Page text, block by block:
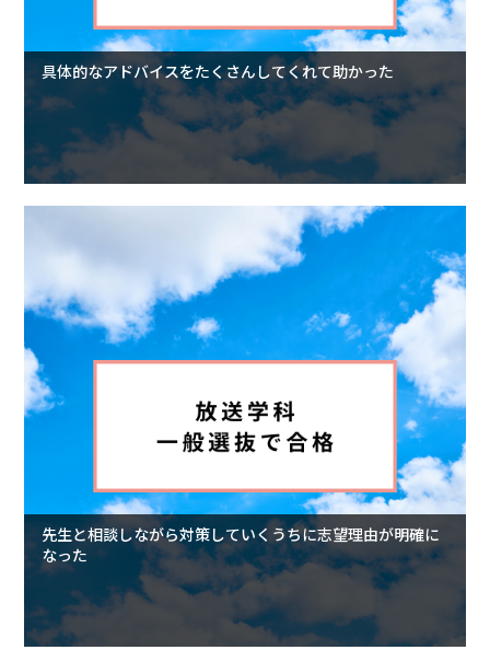
具体的なアドバイスをたくさんしてくれて助かった
先生と相談しながら対策していくうちに志望理由が明確に
なった